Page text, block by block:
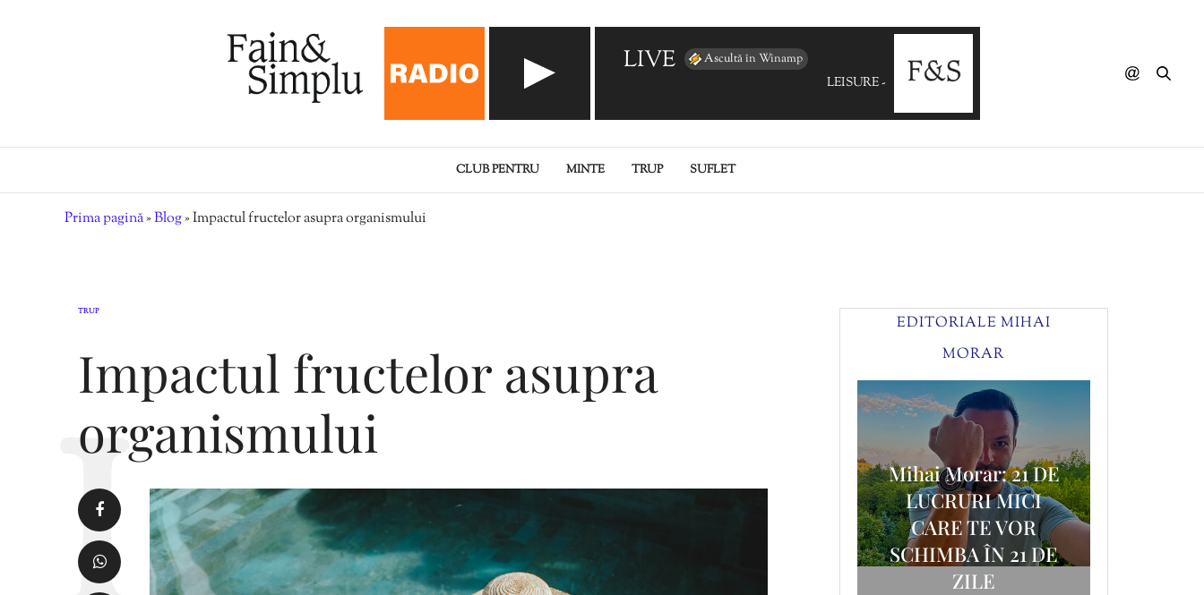
LIVE Ascultă în Winamp
LEISURE - Miles Away
CLUB PENTRU MINTE TRUP SUFLET
Prima pagină»Blog»Impactul fructelor asupra organismului
TRUP
Impactul fructelor asupra
organismului
EDITORIALE MIHAI
MORAR
Editorial Mihai
Mihai Morar: 21 DE
LUCRURI MICI
CARE TE VOR
SCHIMBA ÎN 21 DE
ZILE